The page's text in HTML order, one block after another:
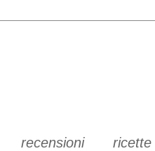
recensioni ricette